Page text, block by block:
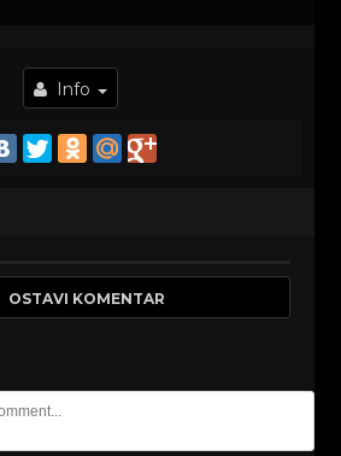
Info
OSTAVI KOMENTAR